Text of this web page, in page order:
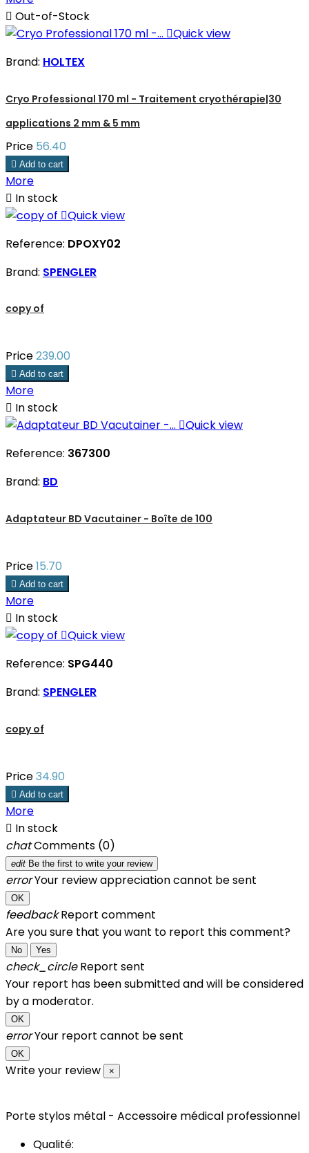
 Out-of-Stock
Quick view
Brand: HOLTEX
Cryo Professional 170 ml - Traitement cryothérapie|30
applications 2 mm & 5 mm
Price 56.40
 Add to cart
More
 In stock
Quick view
Reference: DPOXY02
Brand: SPENGLER
copy of
Price239.00
 Add to cart
More
 In stock
Quick view
Reference: 367300
Brand: BD
Adaptateur BD Vacutainer - Boîte de 100
Price15.70
 Add to cart
More
 In stock
Quick view
Reference: SPG440
Brand: SPENGLER
copy of
Price34.90
 Add to cart
More
 In stock
chatComments (0)
edit Be the first to write your review
errorYour review appreciation cannot be sent
OK
feedbackReport comment
Are you sure that you want to report this comment?
No Yes
check_circleReport sent
Your report has been submitted and will be considered
by a moderator.
OK
errorYour report cannot be sent
OK
Write your review ×
Porte stylos métal - Accessoire médical professionnel
Qualité: